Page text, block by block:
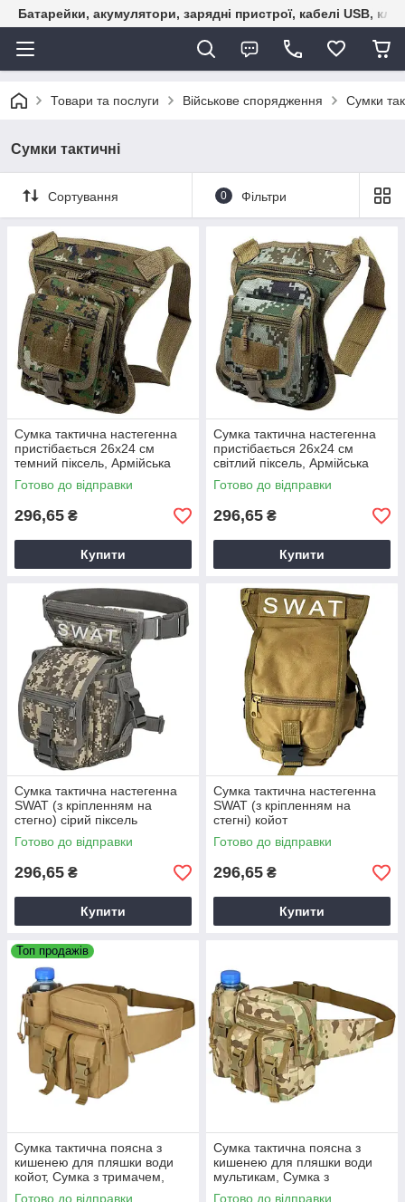
Батарейки, акумулятори, зарядні пристрої, кабелі USB,
Товари та послуги Військове спорядження Сумки
Сумки тактичні
Сортування 0 Фільтри
Сумка тактична настегенна
пристібається 26х24 см
темний піксель, Армійська
сумка на ногу
Готово до відправки
296,65 ₴
Купити
Сумка тактична настегенна
пристібається 26х24 см
світлий піксель, Армійська
сумка на ногу
Готово до відправки
296,65 ₴
Купити
Сумка тактична настегенна
SWAT (з кріпленням на
стегно) сірий піксель
Готово до відправки
296,65 ₴
Купити
Сумка тактична настегенна
SWAT (з кріпленням на
стегні) койот
Готово до відправки
296,65 ₴
Купити
Топ продажів
Сумка тактична поясна з
кишенею для пляшки води
койот, Сумка з тримачем,
Поясна сумка
Готово до відправки
Сумка тактична поясна з
кишенею для пляшки води
мультикам, Сумка з
тримачем, Поясна сумка
Готово до відправки